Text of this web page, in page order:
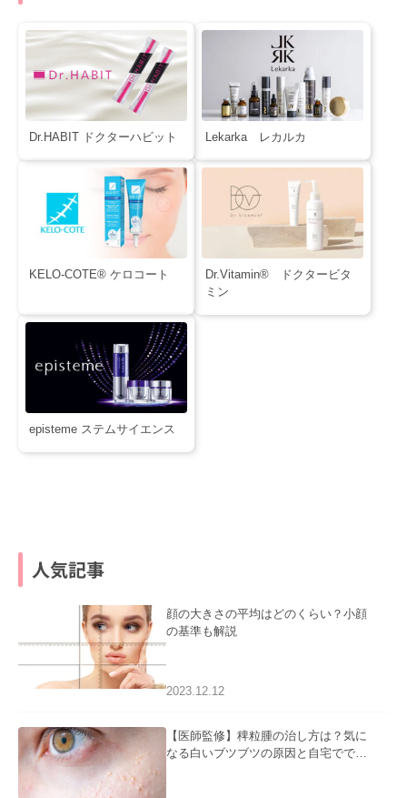
Dr.HABIT ドクターハビット Lekarka レカルカ
KELO-COTE® ケロコート
Dr.Vitamin® ドクタービタ
ミン
episteme ステムサイエンス
人気記事
顔の大きさの平均はどのくらい？小顔
の基準も解説
2023.12.12
【医師監修】稗粒腫の治し方は？気に
なる白いブツブツの原因と自宅ででき